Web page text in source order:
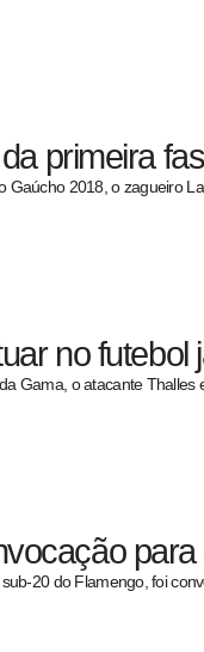
primeira
Gaúcho 2018, o zagueiro
no
Gama, o atacante Thalles
20 do Flamengo, foi